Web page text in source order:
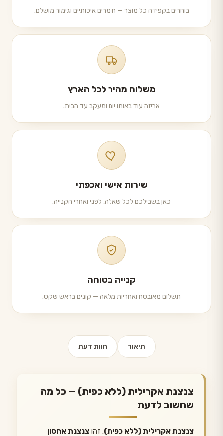
בוחרים בקפידה כל מוצר — חומרים איכותיים וגימור מושלם.
משלוח מהיר לכל הארץ
אריזה עוד באותו יום ומעקב עד הבית.
שירות אישי ואכפתי
כאן בשבילכם לכל שאלה, לפני ואחרי הקנייה.
קנייה בטוחה
תשלום מאובטח ואחריות מלאה — קונים בראש שקט.
תיאור חוות דעת
צנצנת אקרילית (ללא כפית) — כל מה
שחשוב לדעת
צנצנת אקרילית (ללא כפית). זהו צנצנת אחסון